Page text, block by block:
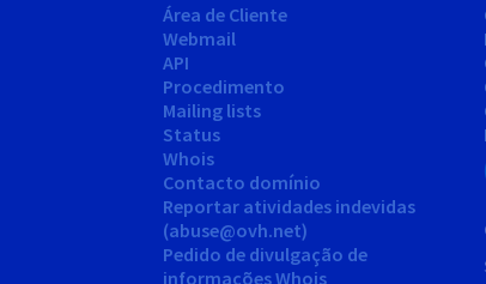
Área de Cliente
Webmail
API
Procedimento
Mailing lists
Status
Whois
Contacto domínio
Reportar atividades indevidas
(abuse@ovh.net)
Pedido de divulgação de
informações Whois